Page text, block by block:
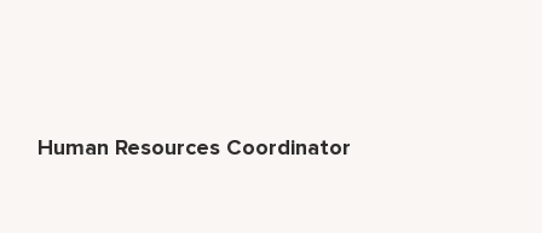
Human Resources Coordinator